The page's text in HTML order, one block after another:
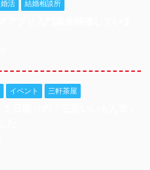
婚活 結婚相談所
イベント 三軒茶屋